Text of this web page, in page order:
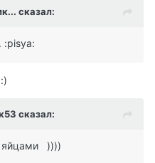
сказал:
:pisya:
сказал:
яйцами ))))